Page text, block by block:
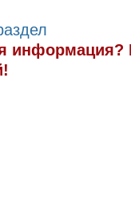
информация?